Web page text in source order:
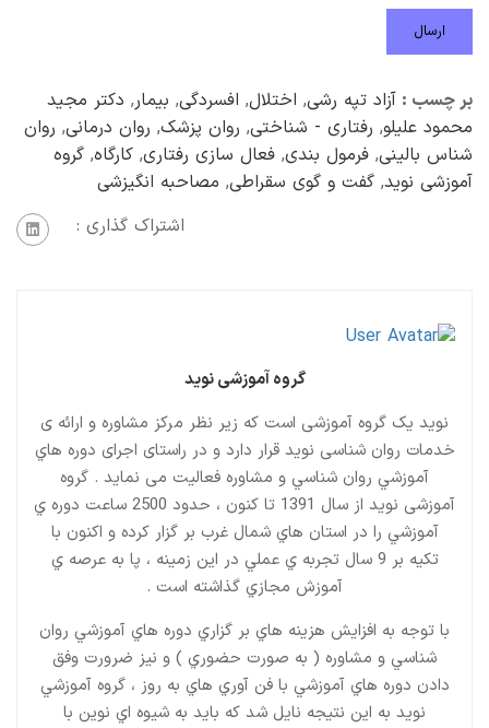
بر چسب : آزاد تپه رشی, اختلال, افسردگی, بیمار, دکتر مجید
محمود علیلو, رفتاری - شناختی, روان پزشک, روان درمانی, روان
شناس بالینی, فرمول بندی, فعال سازی رفتاری, کارگاه, گروه
آموزشی نوید, گفت و گوی سقراطی, مصاحبه انگیزشی
اشتراک گذاری :
گروه آموزشی نوید
نويد یک گروه آموزشی است که زیر نظر مرکز مشاوره و ارائه ی
خدمات روان شناسی نوید قرار دارد و در راستای اجرای دوره هاي
آموزشي روان شناسي و مشاوره فعالیت می نماید . گروه
آموزشی نوید از سال 1391 تا کنون ، حدود 2500 ساعت دوره ي
آموزشي را در استان هاي شمال غرب بر گزار کرده و اکنون با
تکيه بر 9 سال تجربه ي عملي در اين زمينه ، پا به عرصه ي
آموزش مجازي گذاشته است .
با توجه به افزايش هزينه هاي بر گزاري دوره هاي آموزشي روان
شناسي و مشاوره ( به صورت حضوري ) و نیز ضرورت وفق
دادن دوره هاي آموزشي با فن آوري هاي به روز ، گروه آموزشي
نوید به این نتیجه نایل شد که باید به شيوه اي نوين با